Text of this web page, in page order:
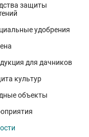
для
округа. Они
сорта
и точном
орловского
защиты
удобрения
для дачников
культур
объекты